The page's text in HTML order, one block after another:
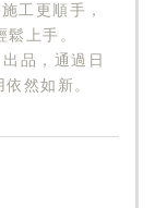
工更順手，
上手。
品，通過日
然如新。